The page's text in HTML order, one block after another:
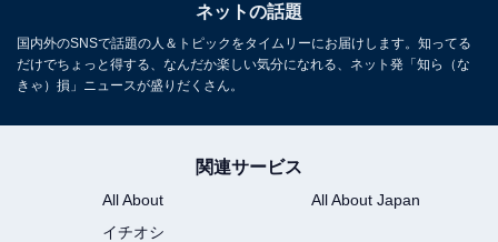
ネットの話題
国内外のSNSで話題の人＆トピックをタイムリーにお届けします。知ってる
だけでちょっと得する、なんだか楽しい気分になれる、ネット発「知ら（な
きゃ）損」ニュースが盛りだくさん。
関連サービス
All About
All About Japan
イチオシ